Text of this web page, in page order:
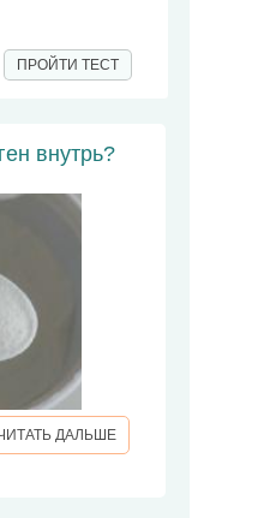
ПРОЙТИ ТЕСТ
внутрь?
ДАЛЬШЕ